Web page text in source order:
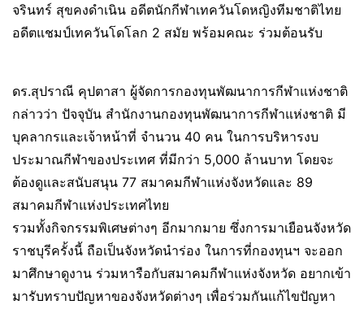
จรินทร์ สุขคงดำเนิน อดีตนักกีฬาเทควันโดหญิงทีมชาติไทย
อดีตแชมป์เทควันโดโลก 2 สมัย พร้อมคณะ ร่วมต้อนรับ
ดร.สุปราณี คุปตาสา ผู้จัดการกองทุนพัฒนาการกีฬาแห่งชาติ
กล่าวว่า ปัจจุบัน สำนักงานกองทุนพัฒนาการกีฬาแห่งชาติ มี
บุคลากรและเจ้าหน้าที่ จำนวน 40 คน ในการบริหารงบ
ประมาณกีฬาของประเทศ ที่มีกว่า 5,000 ล้านบาท โดยจะ
ต้องดูและสนับสนุน 77 สมาคมกีฬาแห่งจังหวัดและ 89
สมาคมกีฬาแห่งประเทศไทย
รวมทั้งกิจกรรมพิเศษต่างๆ อีกมากมาย ซึ่งการมาเยือนจังหวัด
ราชบุรีครั้งนี้ ถือเป็นจังหวัดนำร่อง ในการที่กองทุนฯ จะออก
มาศึกษาดูงาน ร่วมหารือกับสมาคมกีฬาแห่งจังหวัด อยากเข้า
มารับทราบปัญหาของจังหวัดต่างๆ เพื่อร่วมกันแก้ไขปัญหา